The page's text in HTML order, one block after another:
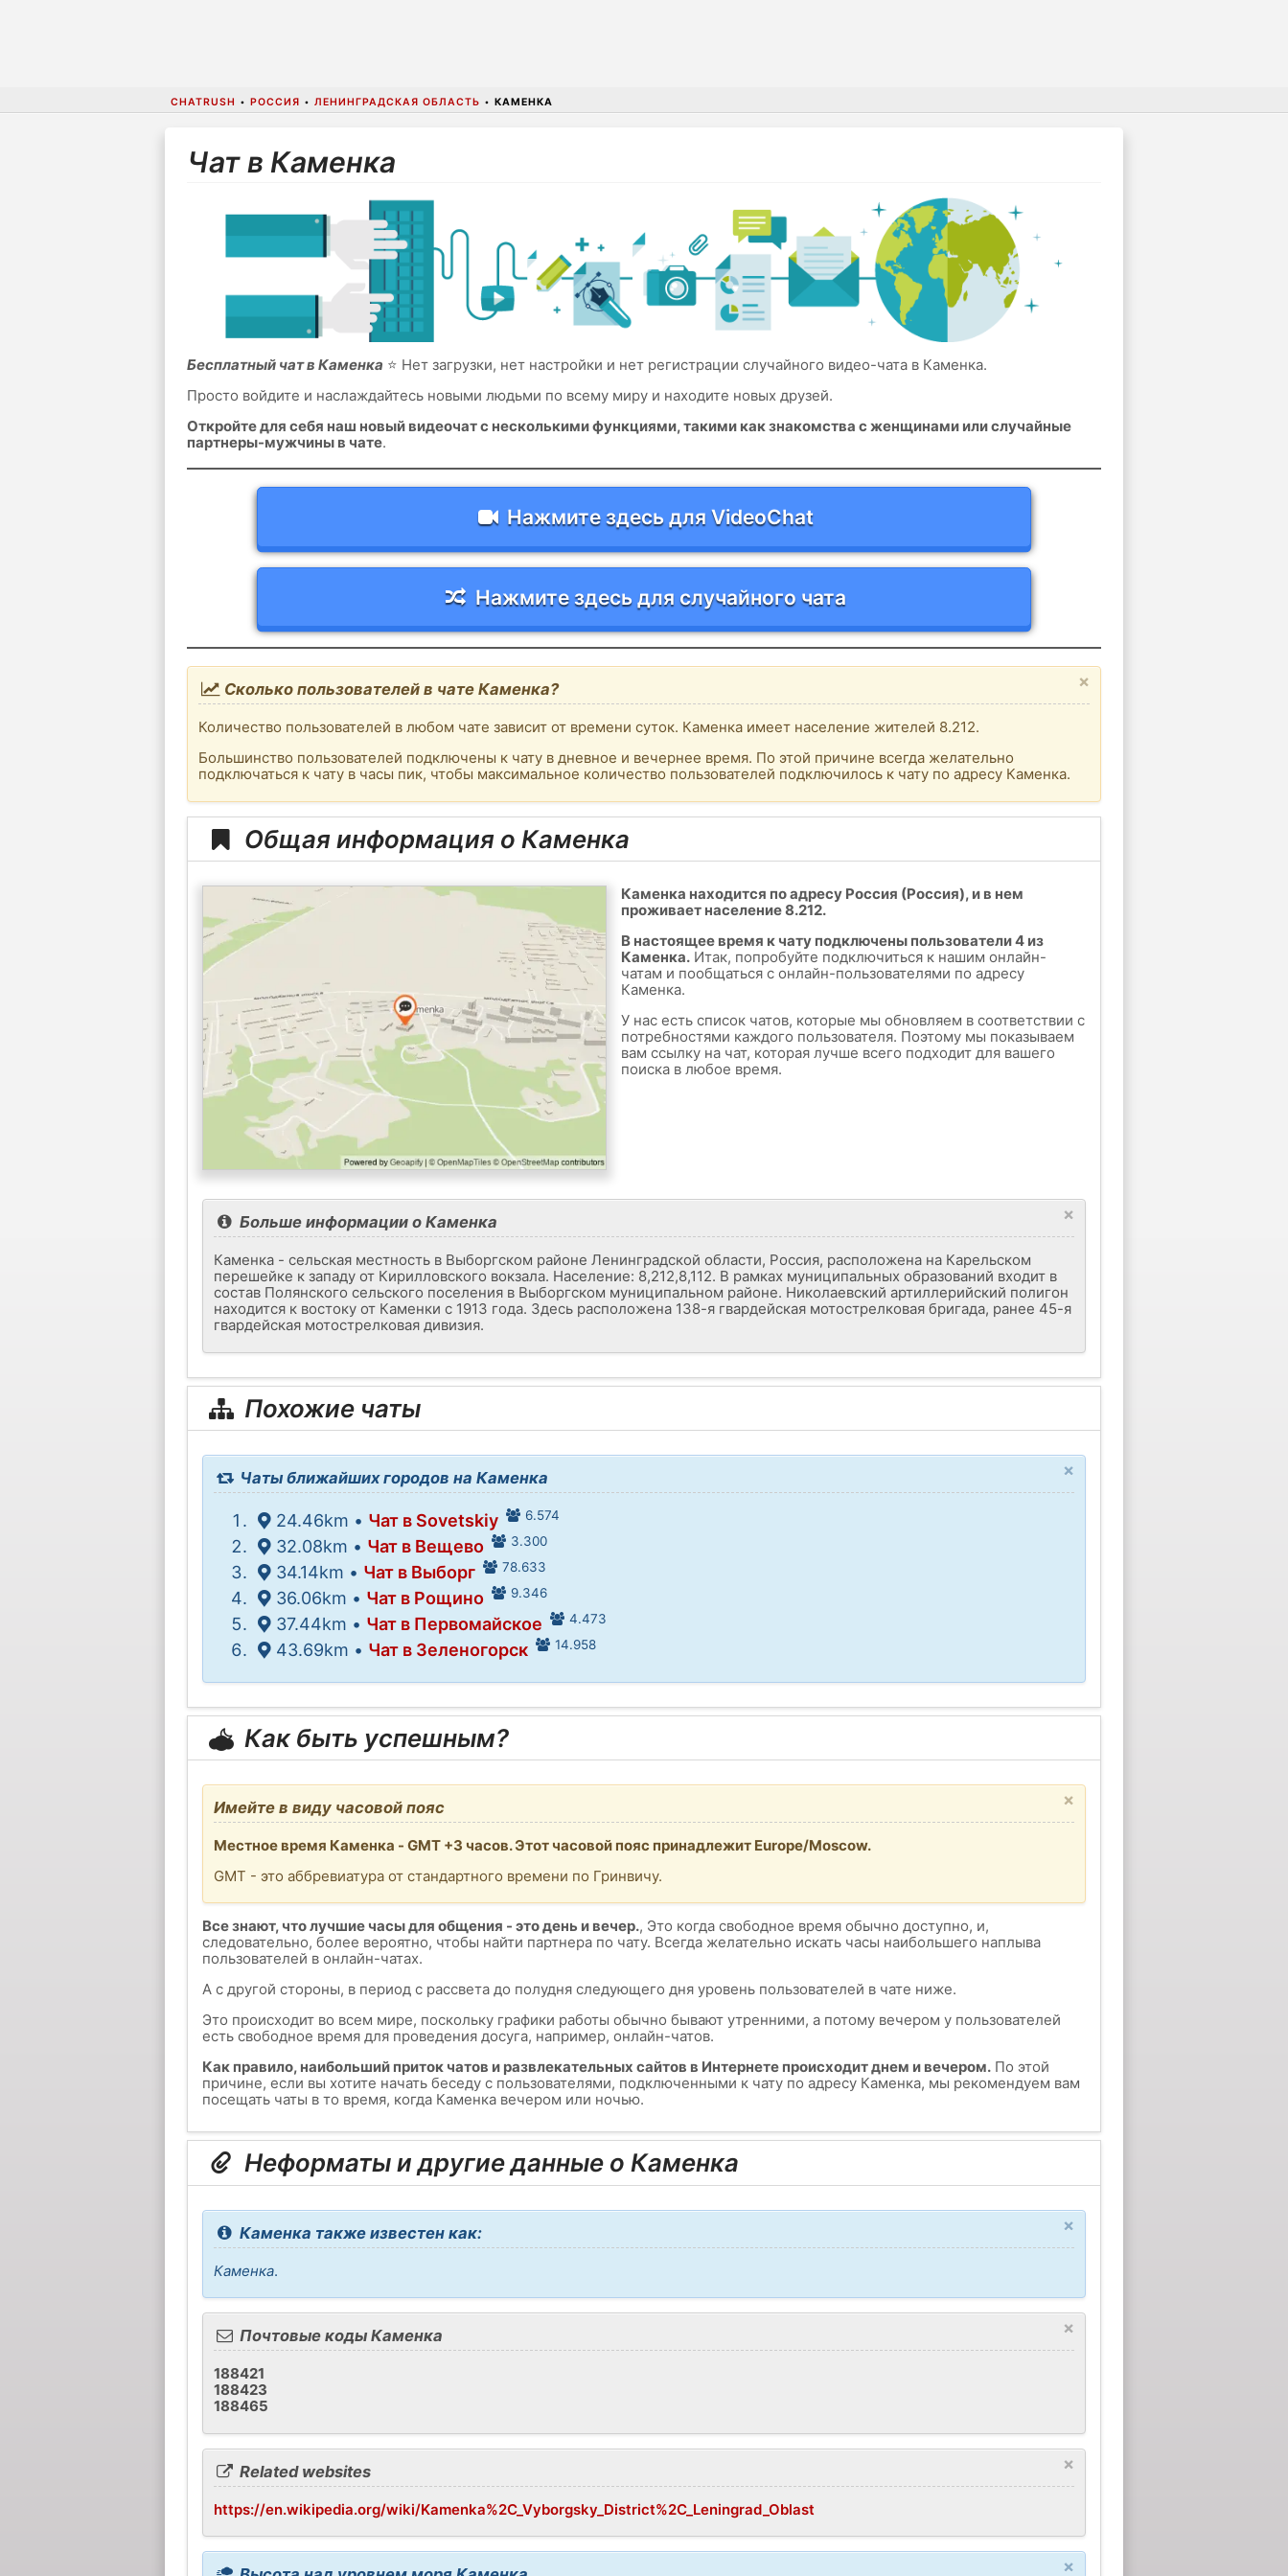
CHATRUSH • РОССИЯ • ЛЕНИНГРАДСКАЯ ОБЛАСТЬ • КАМЕНКА
Чат в Каменка
Бесплатный чат в Каменка ⭐ Нет загрузки, нет настройки и нет регистрации случайного видео-чата в Каменка.
Просто войдите и наслаждайтесь новыми людьми по всему миру и находите новых друзей.
Откройте для себя наш новый видеочат с несколькими функциями, такими как знакомства с женщинами или случайные
партнеры-мужчины в чате.
Нажмите здесь для VideoChat
Нажмите здесь для случайного чата
×
Сколько пользователей в чате Каменка?
Количество пользователей в любом чате зависит от времени суток. Каменка имеет население жителей 8.212.
Большинство пользователей подключены к чату в дневное и вечернее время. По этой причине всегда желательно
подключаться к чату в часы пик, чтобы максимальное количество пользователей подключилось к чату по адресу Каменка.
Общая информация о Каменка
Каменка находится по адресу Россия (Россия), и в нем
проживает население 8.212.
В настоящее время к чату подключены пользователи 4 из
Каменка.Итак, попробуйте подключиться к нашим онлайн-
чатам и пообщаться с онлайн-пользователями по адресу
Каменка.
У нас есть список чатов, которые мы обновляем в соответствии с
потребностями каждого пользователя. Поэтому мы показываем
вам ссылку на чат, которая лучше всего подходит для вашего
поиска в любое время.
×
Больше информации о Каменка
Каменка - сельская местность в Выборгском районе Ленинградской области, Россия, расположена на Карельском
перешейке к западу от Кирилловского вокзала. Население: 8,212,8,112. В рамках муниципальных образований входит в
состав Полянского сельского поселения в Выборгском муниципальном районе. Николаевский артиллерийский полигон
находится к востоку от Каменки с 1913 года. Здесь расположена 138-я гвардейская мотострелковая бригада, ранее 45-я
гвардейская мотострелковая дивизия.
Похожие чаты
×
Чаты ближайших городов на Каменка
24.46km • Чат в Sovetskiy 6.574
32.08km • Чат в Вещево 3.300
34.14km • Чат в Выборг 78.633
36.06km • Чат в Рощино 9.346
37.44km • Чат в Первомайское 4.473
43.69km • Чат в Зеленогорск 14.958
Как быть успешным?
×
Имейте в виду часовой пояс
Местное время Каменка - GMT +3 часов. Этот часовой пояс принадлежит Europe/Moscow.
GMT - это аббревиатура от стандартного времени по Гринвичу.
Все знают, что лучшие часы для общения - это день и вечер., Это когда свободное время обычно доступно, и,
следовательно, более вероятно, чтобы найти партнера по чату. Всегда желательно искать часы наибольшего наплыва
пользователей в онлайн-чатах.
А с другой стороны, в период с рассвета до полудня следующего дня уровень пользователей в чате ниже.
Это происходит во всем мире, поскольку графики работы обычно бывают утренними, а потому вечером у пользователей
есть свободное время для проведения досуга, например, онлайн-чатов.
Как правило, наибольший приток чатов и развлекательных сайтов в Интернете происходит днем и вечером.По этой
причине, если вы хотите начать беседу с пользователями, подключенными к чату по адресу Каменка, мы рекомендуем вам
посещать чаты в то время, когда Каменка вечером или ночью.
Неформаты и другие данные о Каменка
×
Каменка также известен как:
Каменка.
×
Почтовые коды Каменка
188421
188423
188465
×
Related websites
https://en.wikipedia.org/wiki/Kamenka%2C_Vyborgsky_District%2C_Leningrad_Oblast
×